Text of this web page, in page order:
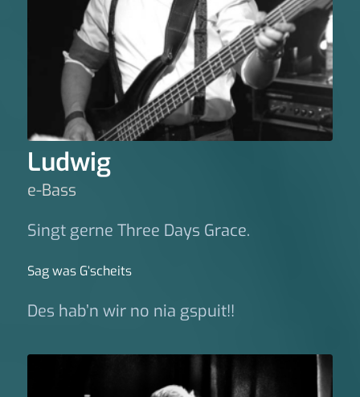
Ludwig
e-Bass
Singt gerne Three Days Grace.
Sag was G‘scheits
Des hab’n wir no nia gspuit!!